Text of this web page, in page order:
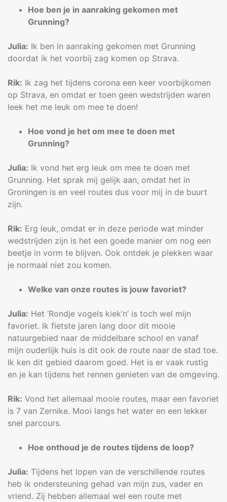
Hoe ben je in aanraking gekomen met
Grunning?
Julia: Ik ben in aanraking gekomen met Grunning
doordat ik het voorbij zag komen op Strava.
Rik: Ik zag het tijdens corona een keer voorbijkomen
op Strava, en omdat er toen geen wedstrijden waren
leek het me leuk om mee te doen!
Hoe vond je het om mee te doen met
Grunning?
Julia: Ik vond het erg leuk om mee te doen met
Grunning. Het sprak mij gelijk aan, omdat het in
Groningen is en veel routes dus voor mij in de buurt
zijn.
Rik: Erg leuk, omdat er in deze periode wat minder
wedstrijden zijn is het een goede manier om nog een
beetje in vorm te blijven. Ook ontdek je plekken waar
je normaal niet zou komen.
Welke van onze routes is jouw favoriet?
Julia: Het ‘Rondje vogels kiek’n’ is toch wel mijn
favoriet. Ik fietste jaren lang door dit mooie
natuurgebied naar de middelbare school en vanaf
mijn ouderlijk huis is dit ook de route naar de stad toe.
Ik ken dit gebied daarom goed. Het is er vaak rustig
en je kan tijdens het rennen genieten van de omgeving.
Rik: Vond het allemaal mooie routes, maar een favoriet
is 7 van Zernike. Mooi langs het water en een lekker
snel parcours.
Hoe onthoud je de routes tijdens de loop?
Julia: Tijdens het lopen van de verschillende routes
heb ik ondersteuning gehad van mijn zus, vader en
vriend. Zij hebben allemaal wel een route met